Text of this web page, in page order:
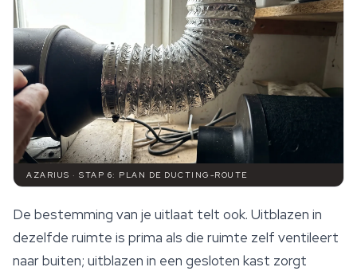
AZARIUS · STAP 6: PLAN DE DUCTING-ROUTE
De bestemming van je uitlaat telt ook. Uitblazen in
dezelfde ruimte is prima als die ruimte zelf ventileert
naar buiten; uitblazen in een gesloten kast zorgt